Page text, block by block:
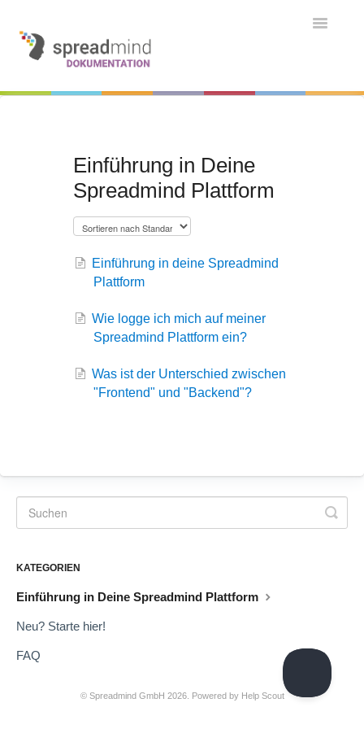
Toggle
Einführung in Deine
Spreadmind Plattform
Einführung in deine Spreadmind
Plattform
Wie logge ich mich auf meiner
Spreadmind Plattform ein?
Was ist der Unterschied zwischen
"Frontend" und "Backend"?
KATEGORIEN
Einführung in Deine Spreadmind Plattform
Neu? Starte hier!
FAQ
© Spreadmind GmbH 2026. Powered by Help Scout